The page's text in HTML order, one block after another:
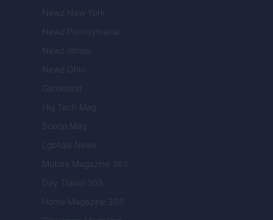
Newz New York
Newz Pennsylvania
Newz Illinois
Newz Ohio
Gameland
Hig Tech Mag
Scoop Mag
Lgbtqia News
Motors Magazine 365
Day Travel 365
Home Magazine 365